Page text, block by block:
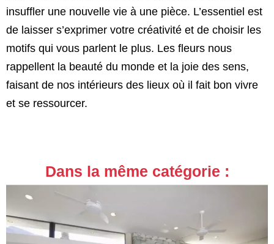
insuffler une nouvelle vie à une pièce. L’essentiel est
de laisser s’exprimer votre créativité et de choisir les
motifs qui vous parlent le plus. Les fleurs nous
rappellent la beauté du monde et la joie des sens,
faisant de nos intérieurs des lieux où il fait bon vivre
et se ressourcer.
Dans la même catégorie :